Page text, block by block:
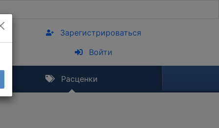
Зарегистрироваться
Войти
Расценки